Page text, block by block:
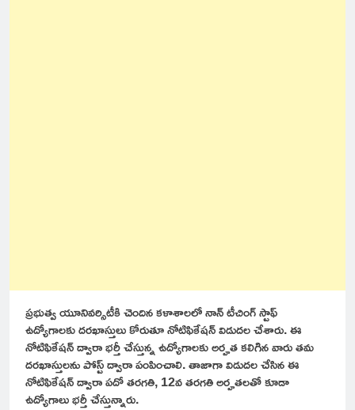
ప్రభుత్వ యూనివర్సిటీకి చెందిన కళాశాలలో నాన్ టీచింగ్ స్టాఫ్
ఉద్యోగాలకు దరఖాస్తులు కోరుతూ నోటిఫికేషన్ విడుదల చేశారు. ఈ
నోటిఫికేషన్ ద్వారా భర్తీ చేస్తున్న ఉద్యోగాలకు అర్హత కలిగిన వారు తమ
దరఖాస్తులను పోస్ట్ ద్వారా పంపించాలి. తాజాగా విడుదల చేసిన ఈ
నోటిఫికేషన్ ద్వారా పదో తరగతి, 12వ తరగతి అర్హతలతో కూడా
ఉద్యోగాలు భర్తీ చేస్తున్నారు.